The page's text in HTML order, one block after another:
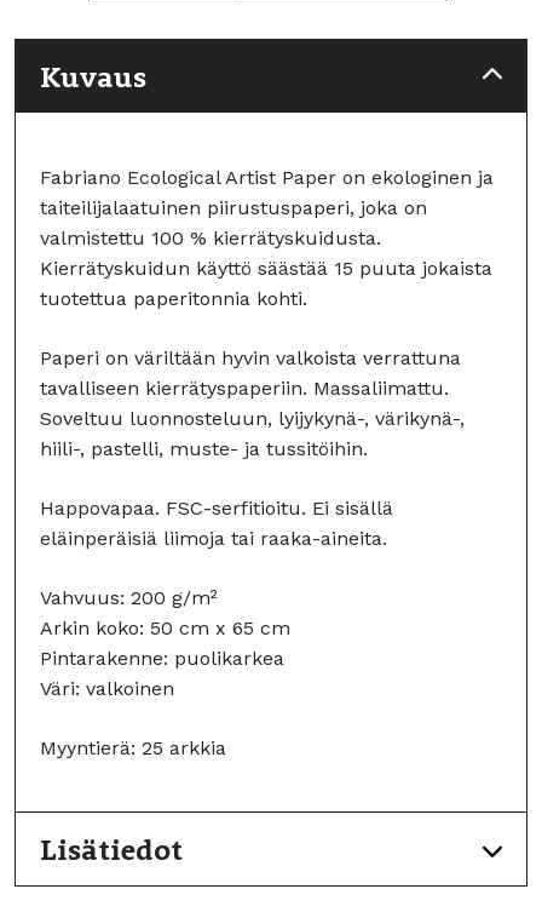
Kuvaus
Fabriano Ecological Artist Paper on ekologinen ja
taiteilijalaatuinen piirustuspaperi, joka on
valmistettu 100 % kierrätyskuidusta.
Kierrätyskuidun käyttö säästää 15 puuta jokaista
tuotettua paperitonnia kohti.
Paperi on väriltään hyvin valkoista verrattuna
tavalliseen kierrätyspaperiin. Massaliimattu.
Soveltuu luonnosteluun, lyijykynä-, värikynä-,
hiili-, pastelli, muste- ja tussitöihin.
Happovapaa. FSC-serfitioitu. Ei sisällä
eläinperäisiä liimoja tai raaka-aineita.
Vahvuus: 200 g/m²
Arkin koko: 50 cm x 65 cm
Pintarakenne: puolikarkea
Väri: valkoinen
Myyntierä: 25 arkkia
Lisätiedot